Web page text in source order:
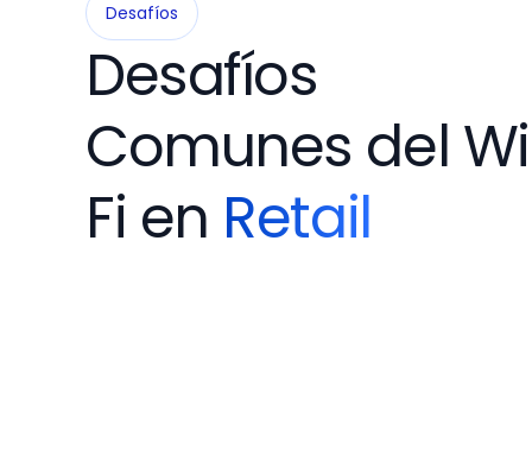
Desafíos
Desafíos
Comunes del
Fi en Retail